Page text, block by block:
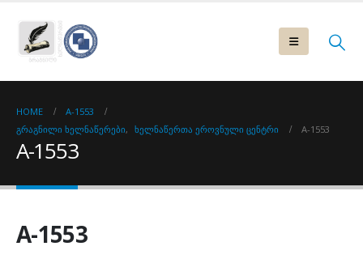
HOME
A-1553
ᲒᲠᲐᲒᲜᲘᲚᲘ ᲮᲔᲚᲜᲐᲬᲔᲠᲔᲑᲘ, ᲮᲔᲚᲜᲐᲬᲔᲠᲗᲐ ᲔᲠᲝᲕᲜᲣᲚᲘ ᲪᲔᲜᲢᲠᲘ A-1553
A-1553
A-1553